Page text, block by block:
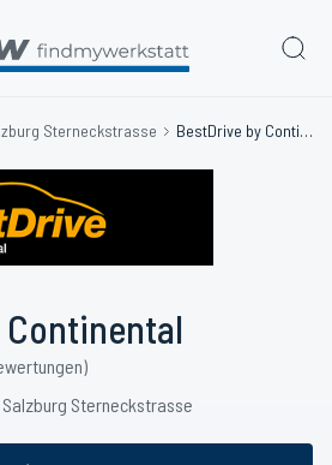
Sterneckstrasse BestDrive by Continental
Continental
Sterneckstrasse